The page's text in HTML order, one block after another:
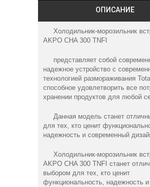
ОПИСАНИЕ
Холодильник-морозильник
AKPO CHA 300 TNFI
представляет собой
надежное устройство с
технологией размораживания
способное удовлетворить все
хранении продуктов для любой
Данная модель станет
для тех, кто ценит
надежность и современный
Холодильник-морозильник
AKPO CHA 300 TNFI станет
выбором для тех, кто ценит
функциональность, надежность и